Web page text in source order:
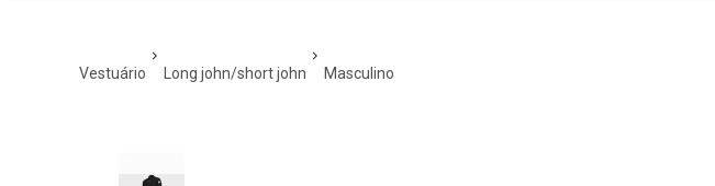
vestuário long john/short john masculino